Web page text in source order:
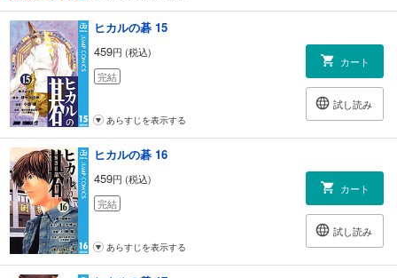
ヒカルの碁 15
459円 (税込)
完結
カート
試し読み
あらすじを表示する
ヒカルの碁 16
459円 (税込)
完結
カート
試し読み
あらすじを表示する